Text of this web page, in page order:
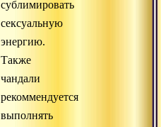
сублимировать
сексуальную
энергию.
Также
чандали
рекоммендуется
выполнять